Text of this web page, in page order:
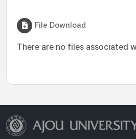
File Download
There are no files associated